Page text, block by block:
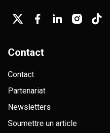
Contact
Contact
Partenariat
Newsletters
Soumettre un article